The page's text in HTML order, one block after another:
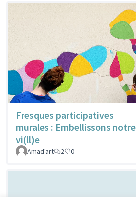
Fresques participatives
murales : Embellissons notre
vi(ll)e
Amad'art 2 0